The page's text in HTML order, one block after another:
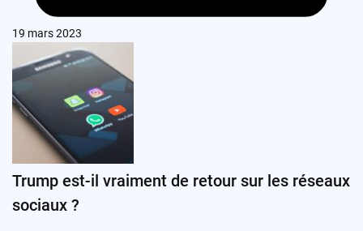
19 mars 2023
Trump est-il vraiment de retour sur les réseaux
sociaux ?